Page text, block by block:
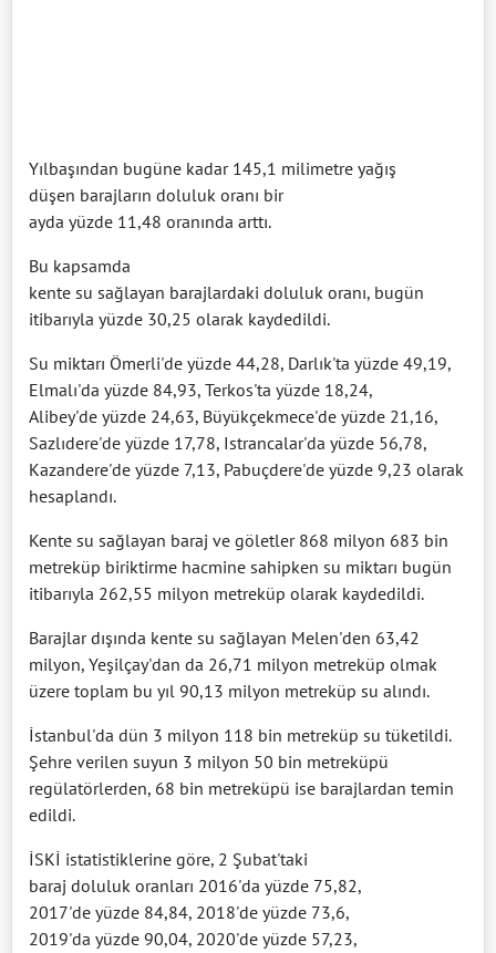
Yılbaşından bugüne kadar 145,1 milimetre yağış
düşen barajların doluluk oranı bir
ayda yüzde 11,48 oranında arttı.
Bu kapsamda
kente su sağlayan barajlardaki doluluk oranı, bugün
itibarıyla yüzde 30,25 olarak kaydedildi.
Su miktarı Ömerli'de yüzde 44,28, Darlık'ta yüzde 49,19,
Elmalı'da yüzde 84,93, Terkos'ta yüzde 18,24,
Alibey'de yüzde 24,63, Büyükçekmece'de yüzde 21,16,
Sazlıdere'de yüzde 17,78, Istrancalar'da yüzde 56,78,
Kazandere'de yüzde 7,13, Pabuçdere'de yüzde 9,23 olarak
hesaplandı.
Kente su sağlayan baraj ve göletler 868 milyon 683 bin
metreküp biriktirme hacmine sahipken su miktarı bugün
itibarıyla 262,55 milyon metreküp olarak kaydedildi.
Barajlar dışında kente su sağlayan Melen'den 63,42
milyon, Yeşilçay'dan da 26,71 milyon metreküp olmak
üzere toplam bu yıl 90,13 milyon metreküp su alındı.
İstanbul'da dün 3 milyon 118 bin metreküp su tüketildi.
Şehre verilen suyun 3 milyon 50 bin metreküpü
regülatörlerden, 68 bin metreküpü ise barajlardan temin
edildi.
İSKİ istatistiklerine göre, 2 Şubat'taki
baraj doluluk oranları 2016'da yüzde 75,82,
2017'de yüzde 84,84, 2018'de yüzde 73,6,
2019'da yüzde 90,04, 2020'de yüzde 57,23,